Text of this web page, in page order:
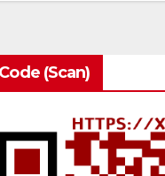
(Scan)